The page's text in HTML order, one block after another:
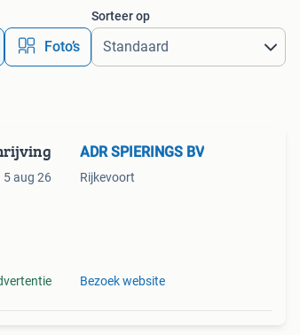
Foto’s
Sorteer op
5 aug 26
ADR SPIERINGS BV
Rijkevoort
Bezoek website